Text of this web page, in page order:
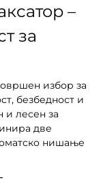
–
за
избор за
безбедност и
и лесен за
две
нишање